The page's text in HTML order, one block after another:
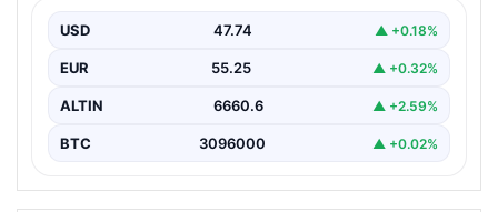
USD 47.74 ▲ +0.18%
EUR 55.25 ▲ +0.32%
ALTIN 6660.6 ▲ +2.59%
BTC 3096000 ▲ +0.02%